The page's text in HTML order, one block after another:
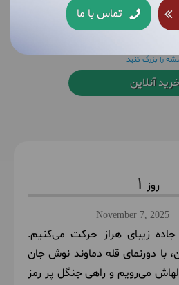
تماس با ما
را بزرگ کنید
آنلاین
1
November 7, 2025
زیبای هراز حرکت می‌کنیم.
با دورنمای قله دماوند نوش جان
می‌رویم و راهی جنگل پر رمز